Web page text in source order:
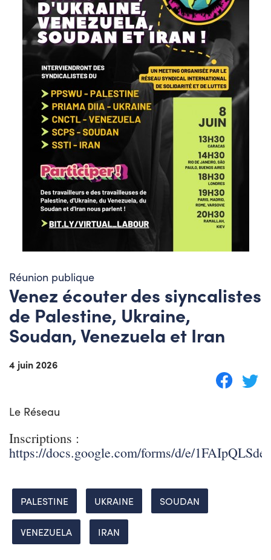
Réunion publique
Venez écouter des siyncalistes
de Palestine, Ukraine,
Soudan, Venezuela et Iran
4 juin 2026
Le Réseau
Inscriptions :
https://docs.google.com/forms/d/e/
PALESTINE UKRAINE SOUDAN
VENEZUELA IRAN